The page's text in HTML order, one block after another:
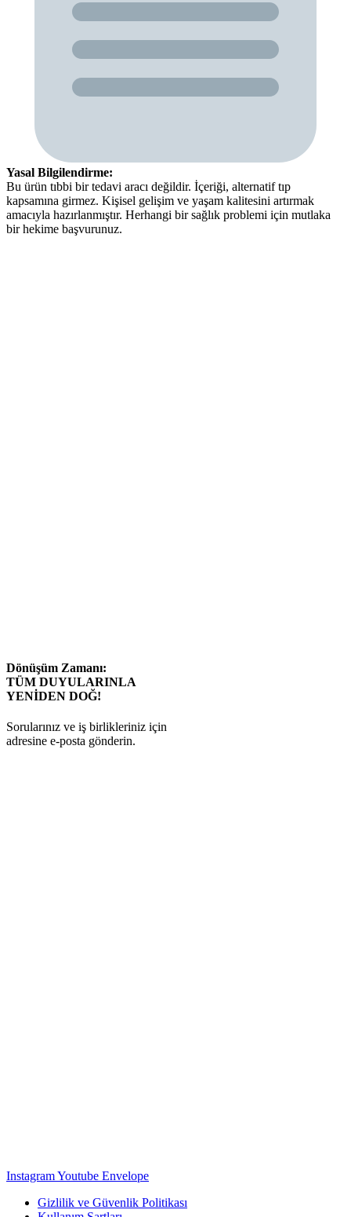
Yasal Bilgilendirme:
Bu ürün tıbbi bir tedavi aracı değildir. İçeriği, alternatif tıp
kapsamına girmez. Kişisel gelişim ve yaşam kalitesini artırmak
amacıyla hazırlanmıştır. Herhangi bir sağlık problemi için mutlaka
bir hekime başvurunuz.
Dönüşüm Zamanı:
TÜM DUYULARINLA
YENİDEN DOĞ!
Sorularınız ve iş birlikleriniz için
adresine e-posta gönderin.
InstagramYoutube Envelope
Gizlilik ve Güvenlik Politikası